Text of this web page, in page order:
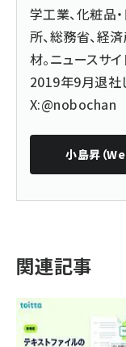
学工業、化粧品
所、総務省、経
材。ニュースサ
2019年9月退社
X:@nobochan
小島昇（
関連記事